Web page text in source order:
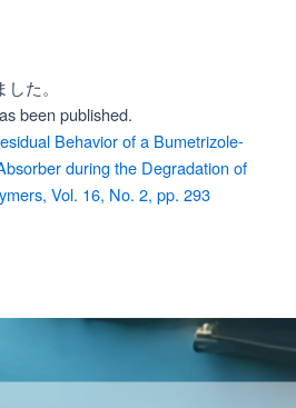
た。
been published.
Behavior of a Bumetrizole-
during the Degradation of
Vol. 16, No. 2, pp. 293